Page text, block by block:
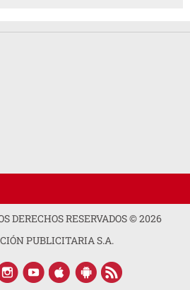
DERECHOS RESERVADOS ©2026
PUBLICITARIA S.A.